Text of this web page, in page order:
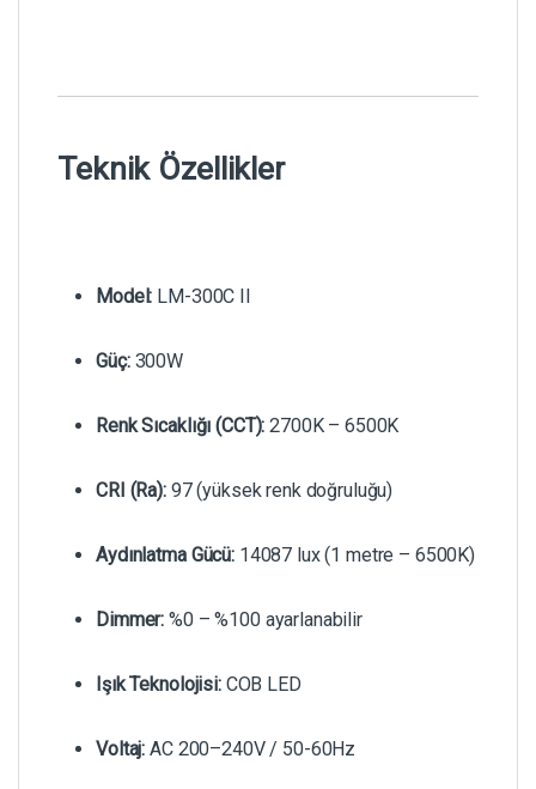
Teknik Özellikler
Model: LM-300C II
Güç:300W
Renk Sıcaklığı (CCT): 2700K – 6500K
CRI (Ra):97 (yüksek renk doğruluğu)
Aydınlatma Gücü:14087 lux (1 metre – 6500K)
Dimmer: %0 – %100 ayarlanabilir
Işık Teknolojisi:COB LED
Voltaj: AC 200–240V / 50-60Hz